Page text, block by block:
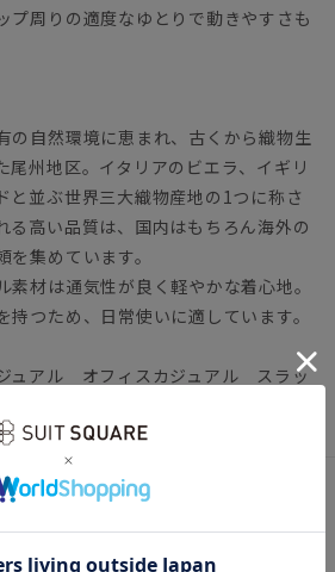
プ周りの適度なゆとりで動きやすさも
の自然環境に恵まれ、古くから織物生
尾州地区。イタリアのビエラ、イギリ
と並ぶ世界三大織物産地の1つに称さ
る高い品質は、国内はもちろん海外の
集めています。
素材は通気性が良く軽やかな着心地。
持つため、日常使いに適しています。
ュアル オフィスカジュアル スラッ
ーパード／膝まで裏地